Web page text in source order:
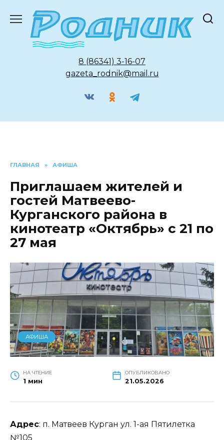
содержанию
8 (86341) 3-16-07
gazeta_rodnik@mail.ru
ГЛАВНАЯ » АФИША
Приглашаем жителей и
гостей Матвеево-
Курганского района в
кинотеатр «Октябрь» с 21 по
27 мая
АФИША
НА ЧТЕНИЕ
1 мин
ОПУБЛИКОВАНО
21.05.2026
Адрес: п. Матвеев Курган ул. 1-ая Пятилетка
№105